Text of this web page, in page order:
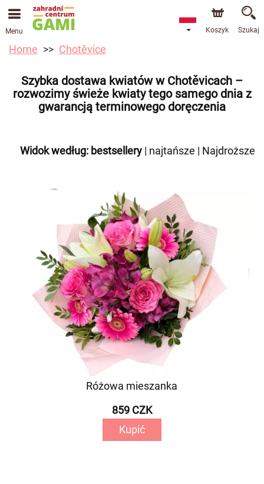
Menu Koszyk Szukaj
Home Chotěvice
Szybka dostawa kwiatów w Chotěvicach –
rozwozimy świeże kwiaty tego samego dnia z
gwarancją terminowego doręczenia
Widok według: bestsellery | najtańsze | Najdroższe
Różowa mieszanka
859 CZK
Kupić